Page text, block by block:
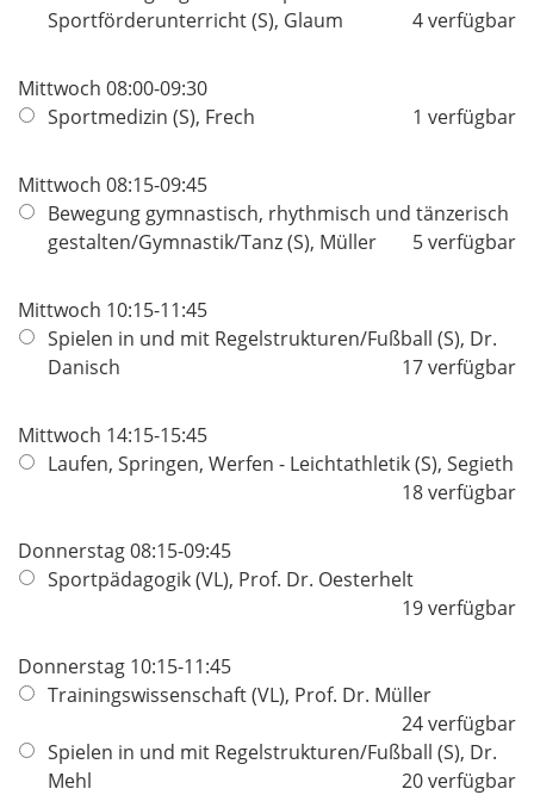
Sportförderunterricht (S), Glaum
4 verfügbar
Mittwoch 08:00-09:30
Sportmedizin (S), Frech
1 verfügbar
Mittwoch 08:15-09:45
Bewegung gymnastisch, rhythmisch und tänzerisch
gestalten/Gymnastik/Tanz (S), Müller
5 verfügbar
Mittwoch 10:15-11:45
Spielen in und mit Regelstrukturen/Fußball (S), Dr.
Danisch
17 verfügbar
Mittwoch 14:15-15:45
Laufen, Springen, Werfen - Leichtathletik (S), Segieth
18 verfügbar
Donnerstag 08:15-09:45
Sportpädagogik (VL), Prof. Dr. Oesterhelt
19 verfügbar
Donnerstag 10:15-11:45
Trainingswissenschaft (VL), Prof. Dr. Müller
24 verfügbar
Spielen in und mit Regelstrukturen/Fußball (S), Dr.
Mehl
20 verfügbar